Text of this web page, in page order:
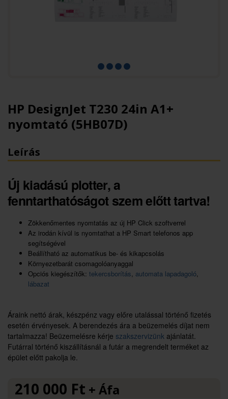
HP DesignJet T230 24in A1+
nyomtató (5HB07D)
Leírás
Új kiadású plotter, a
fenntarthatóságot szem előtt tartva!
Zökkenőmentes nyomtatás az új HP Click szoftverrel
Az irodán kívül is nyomtathat a HP Smart telefonos app
segítségével
Beállítható az automatikus be- és kikapcsolás
Környezetbarát csomagolóanyaggal
Opciós kiegészítők: tekercsborítás, automata lapadagoló,
lábazat
Áraink nettó árak, készpénz vagy előre utalással történő fizetés
esetén érvényesek. A berendezés ára a beüzemelés díjat nem
tartalmazza! Beüzemelésre kérje szakszervizünk ajánlatát.
Futárral történő kiszállításnál a futár a megrendelt terméket az
épület előtt pakolja le.
210 000 Ft + Áfa